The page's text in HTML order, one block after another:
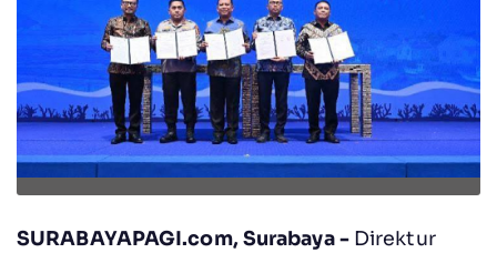
SURABAYAPAGI.com, Surabaya - Direktur